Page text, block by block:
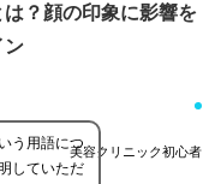
？顔の印象に影響を
ン
美容クリニック初心者
う用語につ
していただ